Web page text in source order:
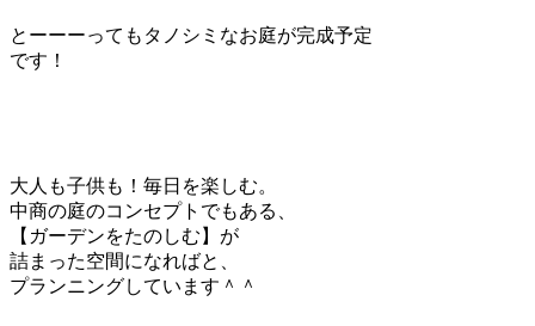
とーーーってもタノシミなお庭が完成予定
です！
大人も子供も！毎日を楽しむ。
中商の庭のコンセプトでもある、
【ガーデンをたのしむ】が
詰まった空間になればと、
プランニングしています＾＾